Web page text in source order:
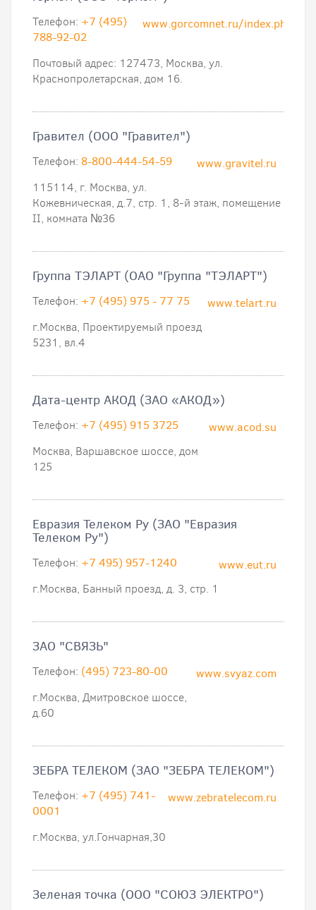
www.gorcomnet.ru/index.php
Телефон: +7 (495)
788-92-02
Почтовый адрес: 127473, Москва, ул.
Краснопролетарская, дом 16.
Гравител (ООО "Гравител")
www.gravitel.ru
Телефон: 8-800-444-54-59
115114, г. Москва, ул.
Кожевническая, д.7, стр. 1, 8-й этаж, помещение
II, комната №36
Группа ТЭЛАРТ (ОАО "Группа "ТЭЛАРТ")
www.telart.ru
Телефон: +7 (495) 975 - 77 75
г.Москва, Проектируемый проезд
5231, вл.4
Дата-центр АКОД (ЗАО «АКОД»)
www.acod.su
Телефон: +7 (495) 915 3725
Москва, Варшавское шоссе, дом
125
Евразия Телеком Ру (ЗАО "Евразия
Телеком Ру")
www.eut.ru
Телефон: +7 495) 957-1240
г.Москва, Банный проезд, д. 3, стр. 1
ЗАО "СВЯЗЬ"
www.svyaz.com
Телефон: (495) 723-80-00
г.Москва, Дмитровское шоссе,
д.60
ЗЕБРА ТЕЛЕКОМ (ЗАО "ЗЕБРА ТЕЛЕКОМ")
www.zebratelecom.ru
Телефон: +7 (495) 741-
0001
г.Москва, ул.Гончарная,30
Зеленая точка (ООО "СОЮЗ ЭЛЕКТРО")